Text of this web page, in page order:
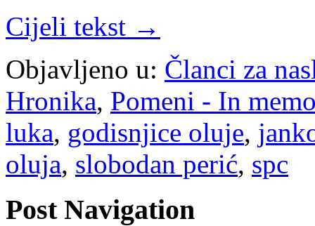
Cijeli tekst →
Objavljeno u: Članci za
Hronika, Pomeni - In
luka, godisnjice oluje,
oluja, slobodan perić, spc
Post Navigation